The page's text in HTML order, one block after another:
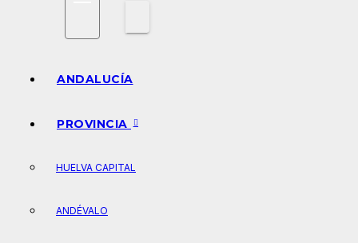
ANDALUCÍA
PROVINCIA
HUELVA CAPITAL
ANDÉVALO